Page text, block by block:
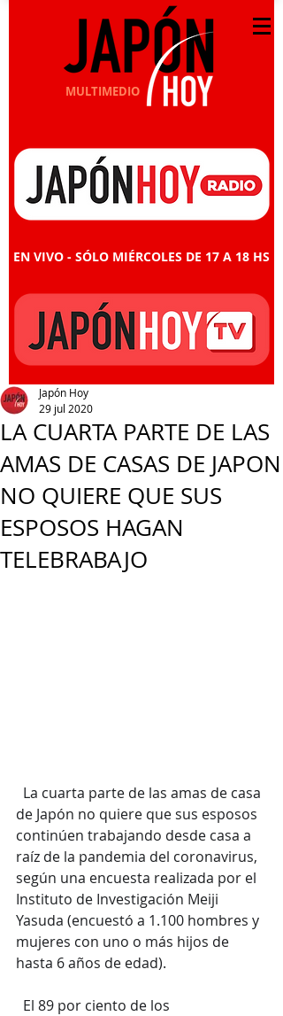
MULTIMEDIO
EN VIVO - SÓLO MIÉRCOLES DE 17 A 18 HS
LA CUARTA PARTE DE LAS
AMAS DE CASAS DE JAPON
NO QUIERE QUE SUS
ESPOSOS HAGAN
TELEBRABAJO
Japón Hoy
29 jul 2020
de Japón no quiere que sus esposos
continúen trabajando desde casa a
raíz de la pandemia del coronavirus,
según una encuesta realizada por el
Instituto de Investigación Meiji
Yasuda (encuestó a 1.100 hombres y
mujeres con uno o más hijos de
hasta 6 años de edad).